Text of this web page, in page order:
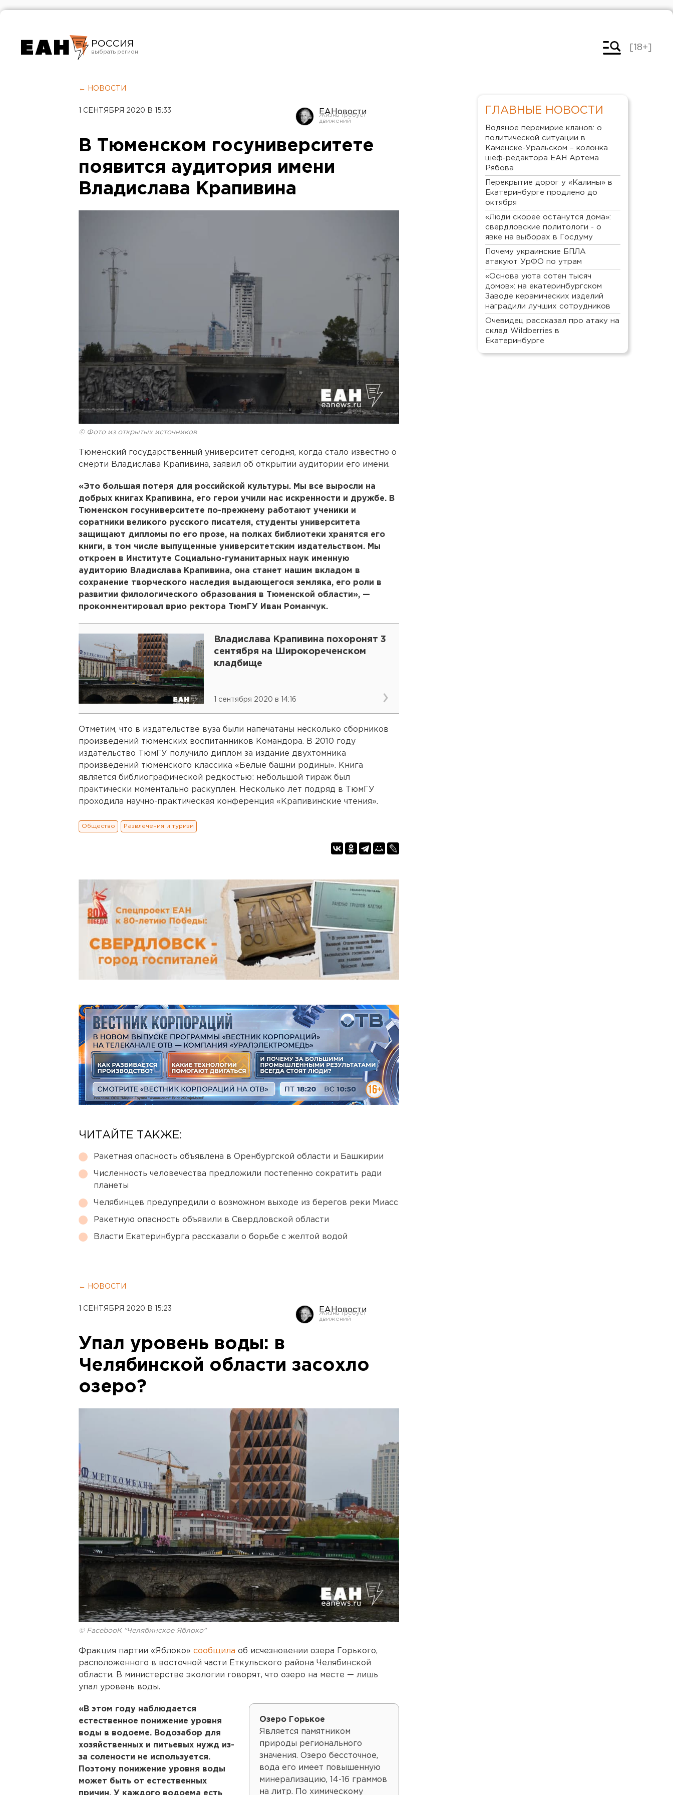
РОССИЯ
Челябинск
[18+]
← НОВОСТИ
1 СЕНТЯБРЯ 2020 В 15:33 ЕАНовости
В Тюменском госуниверситете
появится аудитория имени
Владислава Крапивина
© Фото из открытых источников
Тюменский государственный университет сегодня, когда стало известно о
смерти Владислава Крапивина, заявил об открытии аудитории его имени.
«Это большая потеря для российской культуры. Мы все выросли на
добрых книгах Крапивина, его герои учили нас искренности и дружбе. В
Тюменском госуниверситете по-прежнему работают ученики и
соратники великого русского писателя, студенты университета
защищают дипломы по его прозе, на полках библиотеки хранятся его
книги, в том числе выпущенные университетским издательством. Мы
откроем в Институте Социально-гуманитарных наук именную
аудиторию Владислава Крапивина, она станет нашим вкладом в
сохранение творческого наследия выдающегося земляка, его роли в
развитии филологического образования в Тюменской области», —
прокомментировал врио ректора ТюмГУ Иван Романчук.
Владислава Крапивина похоронят 3
сентября на Широкореченском
кладбище
1 сентября 2020 в 14:16
Отметим, что в издательстве вуза были напечатаны несколько сборников
произведений тюменских воспитанников Командора. В 2010 году
издательство ТюмГУ получило диплом за издание двухтомника
произведений тюменского классика «Белые башни родины». Книга
является библиографической редкостью: небольшой тираж был
практически моментально раскуплен. Несколько лет подряд в ТюмГУ
проходила научно-практическая конференция «Крапивинские чтения».
Общество Развлечения и туризм
ЧИТАЙТЕ ТАКЖЕ:
Ракетная опасность объявлена в Оренбургской области и Башкирии
Численность человечества предложили постепенно сократить ради
планеты
Челябинцев предупредили о возможном выходе из берегов реки Миасс
Ракетную опасность объявили в Свердловской области
Власти Екатеринбурга рассказали о борьбе с желтой водой
← НОВОСТИ
1 СЕНТЯБРЯ 2020 В 15:23 ЕАНовости
Упал уровень воды: в
Челябинской области засохло
озеро?
© FacebooK "Челябинское Яблоко"
Фракция партии «Яблоко» сообщила об исчезновении озера Горького,
расположенного в восточной части Еткульского района Челябинской
области. В министерстве экологии говорят, что озеро на месте — лишь
упал уровень воды.
Озеро Горькое
Является памятником
природы регионального
значения. Озеро бессточное,
вода его имеет повышенную
минерализацию, 14-16 граммов
на литр. По химическому
«В этом году наблюдается
естественное понижение уровня
воды в водоеме. Водозабор для
хозяйственных и питьевых нужд из-
за солености не используется.
Поэтому понижение уровня воды
может быть от естественных
причин. У каждого водоема есть
ГЛАВНЫЕ НОВОСТИ
Водяное перемирие кланов: о
политической ситуации в
Каменске-Уральском – колонка
шеф-редактора ЕАН Артема
Рябова
Перекрытие дорог у «Калины» в
Екатеринбурге продлено до
октября
«Люди скорее останутся дома»:
свердловские политологи - о
явке на выборах в Госдуму
Почему украинские БПЛА
атакуют УрФО по утрам
«Основа уюта сотен тысяч
домов»: на екатеринбургском
Заводе керамических изделий
наградили лучших сотрудников
Очевидец рассказал про атаку на
склад Wildberries в
Екатеринбурге